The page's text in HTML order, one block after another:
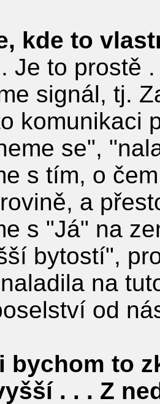
kde to
Je to prostě
signál, tj.
komunikaci
se",
s tím, o
a
s "Já" na
bytostí",
na
od
bychom to
. . . Z